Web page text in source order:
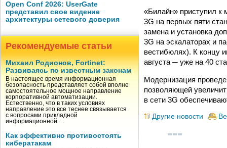
Open Conf 2026: UserGate
представил свое видение
архитектуры сетевого доверия
Рекомендуемые статьи
Михаил Родионов, Fortinet:
Развиваясь по известным законам
В настоящее время информационная
безопасность представляет собой вполне
самостоятельное мощное направление
корпоративной автоматизации.
Естественно, что в таких условиях
направление это все теснее связывается
с вопросами прикладной
информационной …
Как эффективно противостоять
кибератакам
«Билайн» приступил к
3G на первых пяти
замена и установка
3G на эскалаторах и
вестибюлях). К концу
августа ─ уже на 40
Модернизация
позволяющей
в сети 3G
Другие новости